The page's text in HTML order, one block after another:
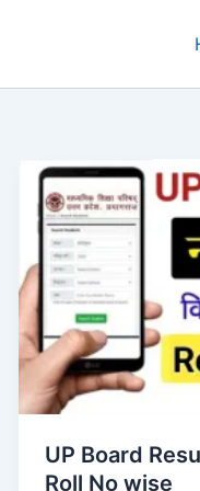
UP Board
Roll No wise